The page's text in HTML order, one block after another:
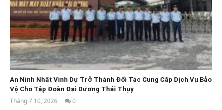
An Ninh Nhất Vinh Dự Trở Thành Đối Tác Cung Cấp Dịch Vụ Bảo
Vệ Cho Tập Đoàn Đại Dương Thái Thụy
Tháng 7 10, 2026
0